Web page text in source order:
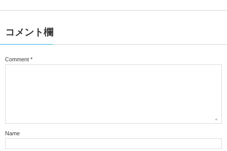
コメント欄
Comment *
Name